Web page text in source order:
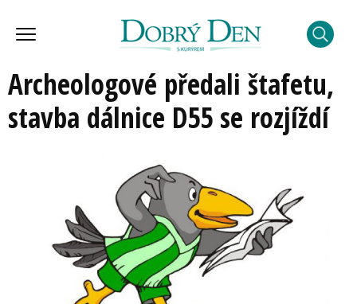
Archeologové předali štafetu,
stavba dálnice D55 se rozjíždí